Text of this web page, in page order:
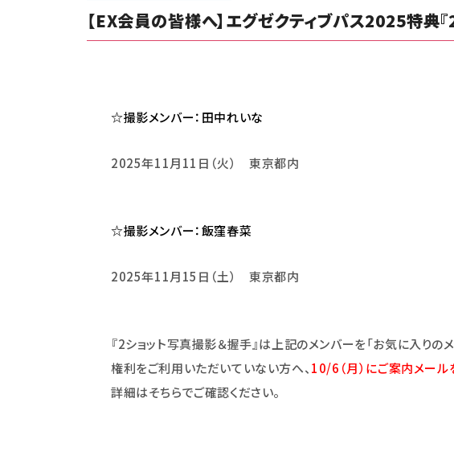
【EX会員の皆様へ】エグゼクティブパス2025特典
☆撮影メンバー：田中れいな
2025年11月11日（火） 東京都内
☆撮影メンバー：飯窪春菜
2025年11月15日（土） 東京都内
『2ショット写真撮影＆握手』は上記のメンバーを「お気に入り
権利をご利用いただいていない方へ、 10/6 （月）にご案内メール
詳細はそちらでご確認ください。